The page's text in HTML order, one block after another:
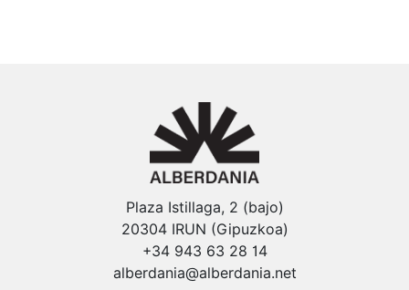
Plaza Istillaga, 2 (bajo)
20304 IRUN (Gipuzkoa)
+34 943 63 28 14
alberdania@alberdania.net